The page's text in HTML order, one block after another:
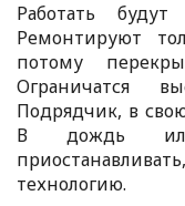
Работать
Ремонтируют
потому
Ограничатся
Подрядчик, в
В дождь
технологию.